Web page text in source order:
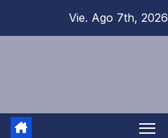
Vie. Ago 7th, 2026